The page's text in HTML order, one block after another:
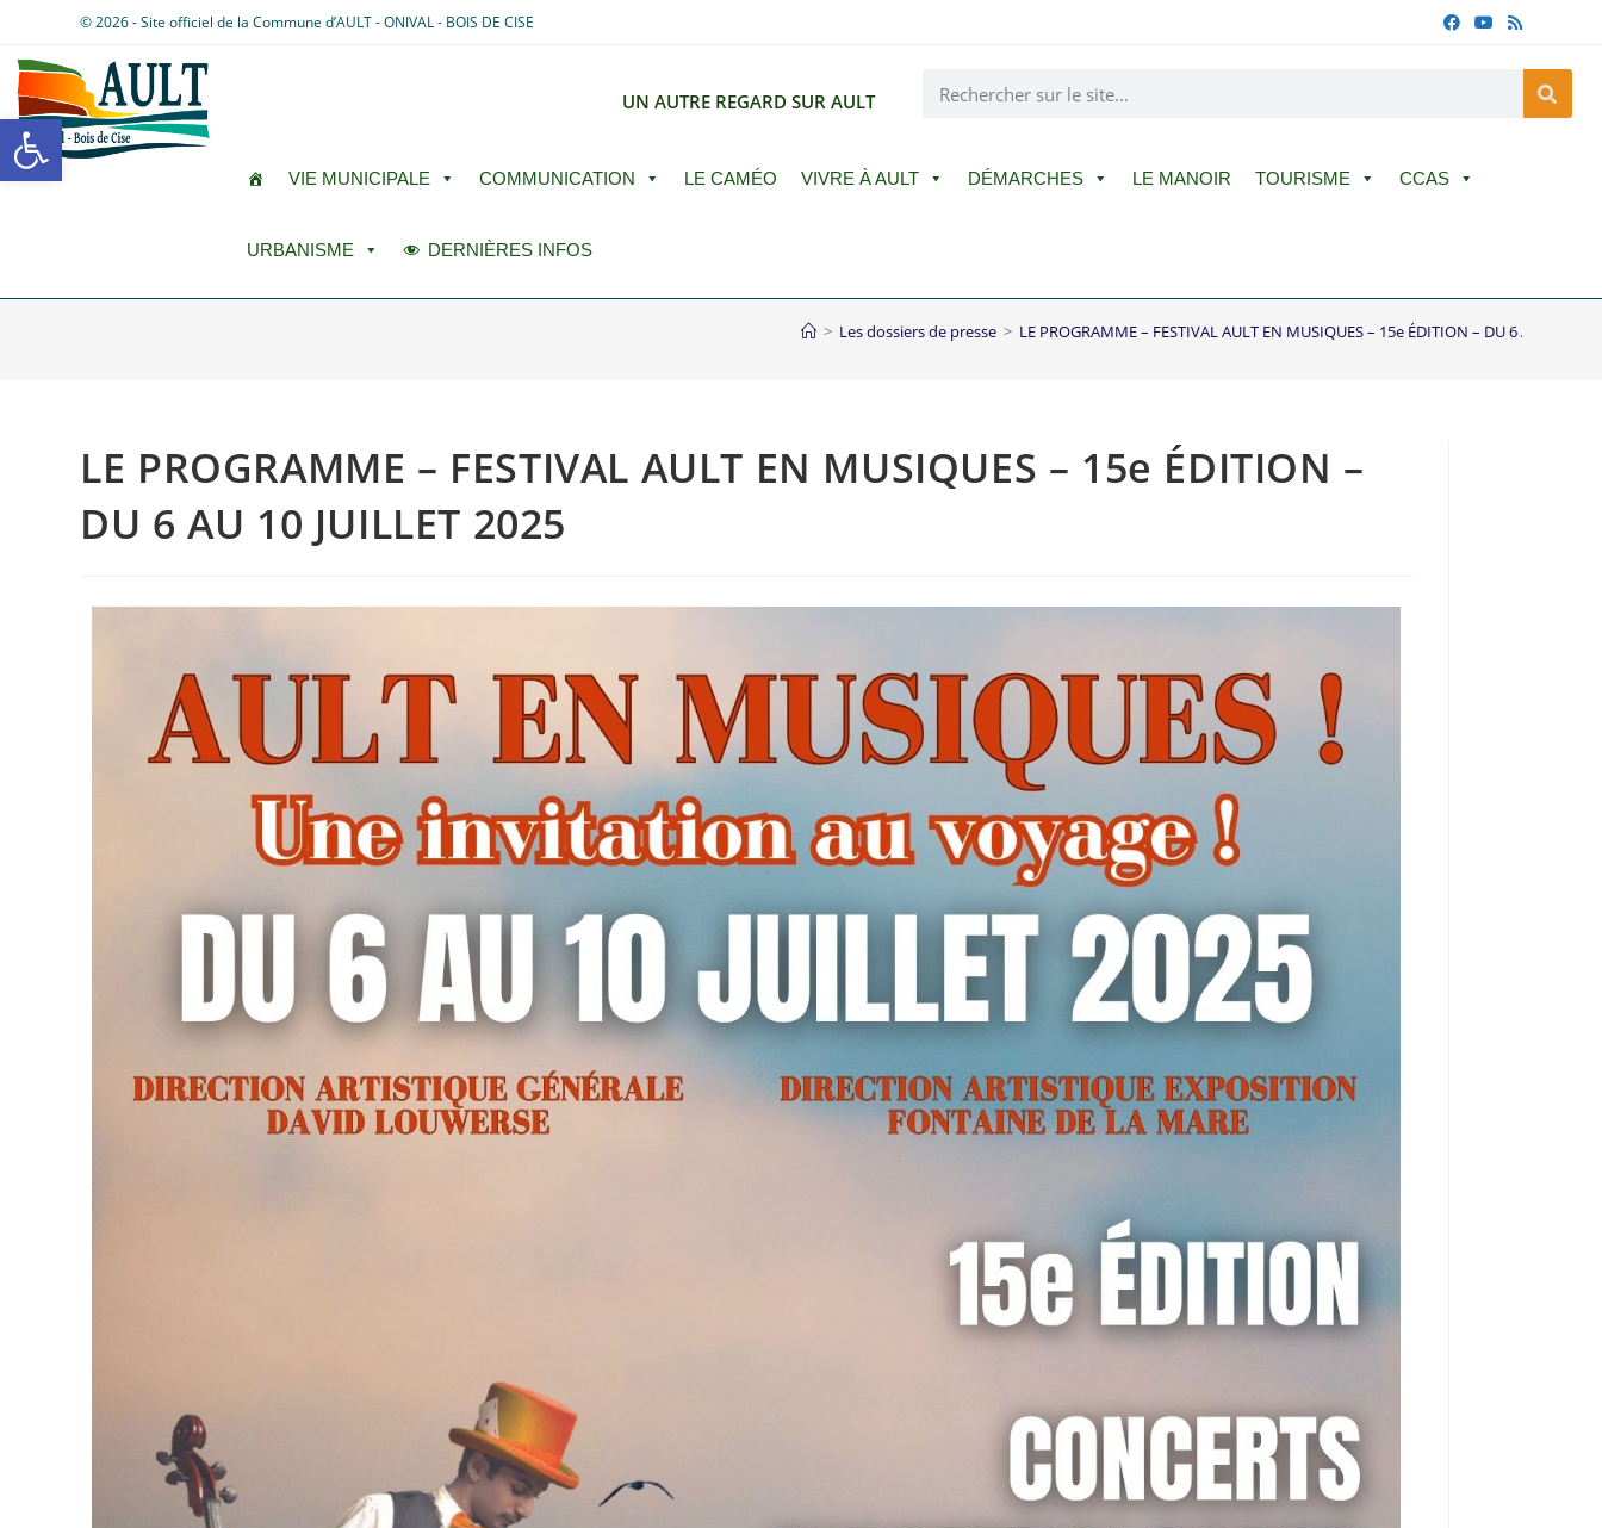
Ouvrir la barre d’outils
© 2026 - Site officiel de la Commune d’AULT - ONIVAL - BOIS DE CISE
UN AUTRE REGARD SUR AULT
VIE MUNICIPALE COMMUNICATION LE CAMÉO VIVRE À AULT DÉMARCHES LE MANOIR TOURISME CCAS
URBANISME DERNIÈRES INFOS
> Les dossiers de presse > LE PROGRAMME – FESTIVAL AULT EN MUSIQUES – 15e ÉDITION – DU 6 AU 10
LE PROGRAMME – FESTIVAL AULT EN MUSIQUES – 15e ÉDITION –
DU 6 AU 10 JUILLET 2025